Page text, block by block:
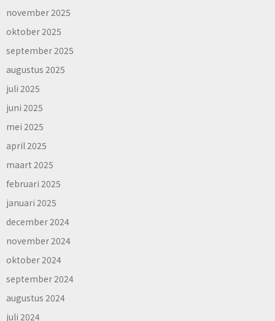
november 2025
oktober 2025
september 2025
augustus 2025
juli 2025
juni 2025
mei 2025
april 2025
maart 2025
februari 2025
januari 2025
december 2024
november 2024
oktober 2024
september 2024
augustus 2024
juli 2024